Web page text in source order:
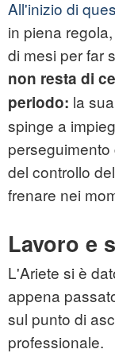
All'inizio di
in piena
di mesi per far
non resta di
periodo: la
spinge a
del controllo
frenare nei
Lavoro e
L'Ariete si è
appena
sul punto di
professionale.